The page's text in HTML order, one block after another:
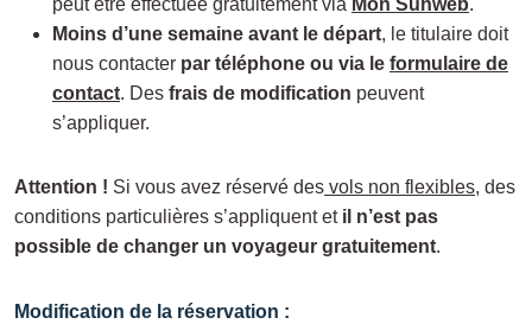
peut être effectuée gratuitement via Mon Sunweb.
Moins d’une semaine avant le départ, le titulaire doit
nous contacter par téléphone ou via le formulaire de
contact. Des frais de modification peuvent
s’appliquer.
Attention ! Si vous avez réservé des vols non flexibles, des
conditions particulières s’appliquent et il n’est pas
possible de changer un voyageur gratuitement.
Modification de la réservation :